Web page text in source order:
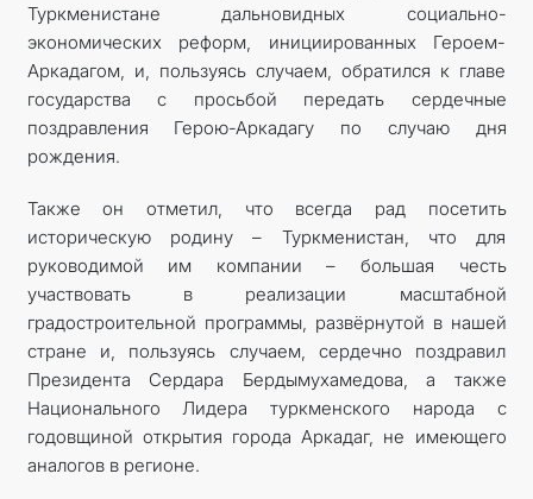
Туркменистане дальновидных социально-
экономических реформ, инициированных Героем-
Аркадагом, и, пользуясь случаем, обратился к главе
государства с просьбой передать сердечные
поздравления Герою-Аркадагу по случаю дня
рождения.
Также он отметил, что всегда рад посетить
историческую родину – Туркменистан, что для
руководимой им компании – большая честь
участвовать в реализации масштабной
градостроительной программы, развёрнутой в нашей
стране и, пользуясь случаем, сердечно поздравил
Президента Сердара Бердымухамедова, а также
Национального Лидера туркменского народа с
годовщиной открытия города Аркадаг, не имеющего
аналогов в регионе.